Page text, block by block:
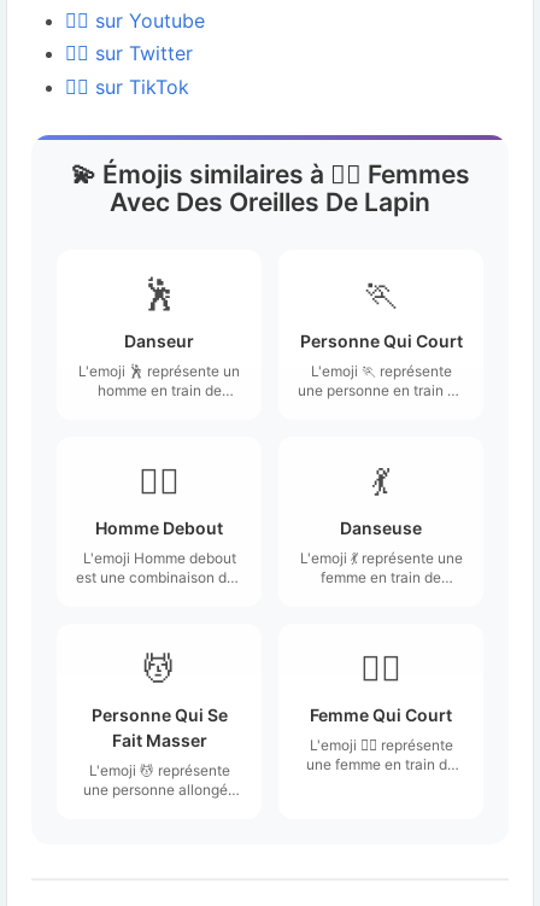
👯‍♀️ sur Youtube
👯‍♀️ sur Twitter
👯‍♀️ sur TikTok
💫 Émojis similaires à 👯‍♀️ Femmes
Avec Des Oreilles De Lapin
🕺
Danseur
L'emoji 🕺 représente un
homme en train de
bras levés et un
🏃
Personne Qui Court
L'emoji 🏃 représente
une personne en train de
et une posture
dynamique.
🧍‍♂️
Homme Debout
L'emoji Homme debout
est une combinaison des
💃
Danseuse
L'emoji 💃 représente une
femme en train de
la joie et le mouvement.
💆
Personne Qui Se
Fait Masser
L'emoji 💆 représente
une personne allongée
🏃‍♀️
Femme Qui Court
L'emoji 🏃‍♀️ représente
une femme en train de